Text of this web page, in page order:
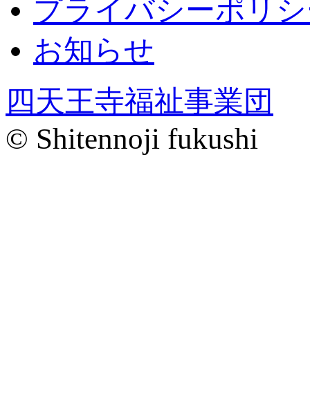
プライバシーポリ
お知らせ
四天王寺福祉事業団
© Shitennoji fukushi